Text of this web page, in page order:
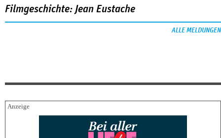
Filmgeschichte: Jean Eustache
ALLE MELDUNGEN